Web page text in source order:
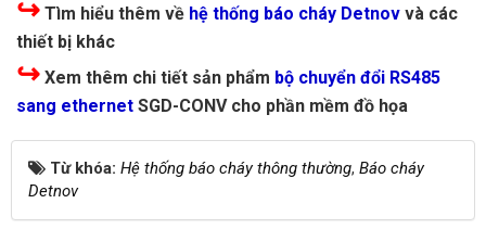
↪ Tìm hiểu thêm về hệ thống báo cháy Detnov và các
thiết bị khác
↪ Xem thêm chi tiết sản phẩm bộ chuyển đổi RS485
sang ethernet SGD-CONV cho phần mềm đồ họa
Từ khóa: Hệ thống báo cháy thông thường, Báo cháy
Detnov